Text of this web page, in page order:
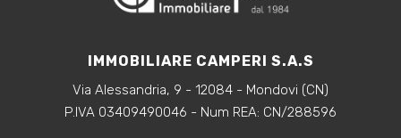
IMMOBILIARE CAMPERI S.A.S
Via Alessandria, 9 - 12084 - Mondovi (CN)
P.IVA 03409490046 - Num REA: CN/288596